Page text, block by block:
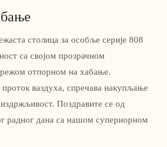
столица за особље серије 808
са својом прозрачном
отпорном на хабање.
ваздуха, спречава накупљање
Поздравите се од
радног дана са нашом супериорном